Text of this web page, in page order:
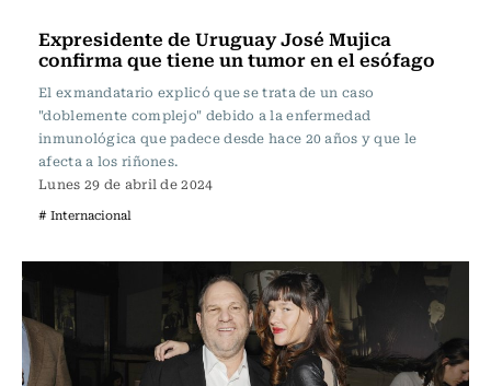
Expresidente de Uruguay José Mujica
confirma que tiene un tumor en el esófago
El exmandatario explicó que se trata de un caso
"doblemente complejo" debido a la enfermedad
inmunológica que padece desde hace 20 años y que le
afecta a los riñones.
Lunes 29 de abril de 2024
# Internacional